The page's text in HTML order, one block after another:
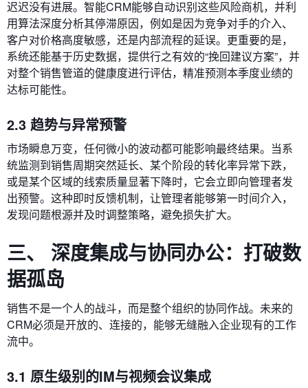
迟迟没有进展。智能CRM能够自动识别这些风险商机，并利
用算法深度分析其停滞原因，例如是因为竞争对手的介入、
客户对价格高度敏感，还是内部流程的延误。更重要的是，
系统还能基于历史数据，提供行之有效的“挽回建议方案”，并
对整个销售管道的健康度进行评估，精准预测本季度业绩的
达标可能性。
2.3 趋势与异常预警
市场瞬息万变，任何微小的波动都可能影响最终结果。当系
统监测到销售周期突然延长、某个阶段的转化率异常下跌，
或是某个区域的线索质量显著下降时，它会立即向管理者发
出预警。这种即时反馈机制，让管理者能够第一时间介入，
发现问题根源并及时调整策略，避免损失扩大。
三、 深度集成与协同办公：打破数
据孤岛
销售不是一个人的战斗，而是整个组织的协同作战。未来的
CRM必须是开放的、连接的，能够无缝融入企业现有的工作
流中。
3.1 原生级别的IM与视频会议集成